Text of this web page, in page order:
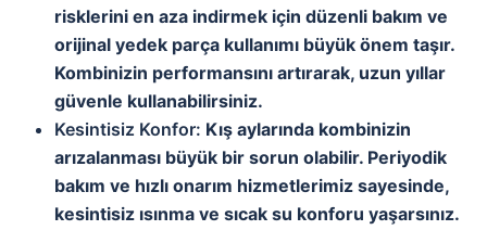
risklerini en aza indirmek için düzenli bakım ve
orijinal yedek parça kullanımı büyük önem taşır.
Kombinizin performansını artırarak, uzun yıllar
güvenle kullanabilirsiniz.
Kesintisiz Konfor: Kış aylarında kombinizin
arızalanması büyük bir sorun olabilir. Periyodik
bakım ve hızlı onarım hizmetlerimiz sayesinde,
kesintisiz ısınma ve sıcak su konforu yaşarsınız.